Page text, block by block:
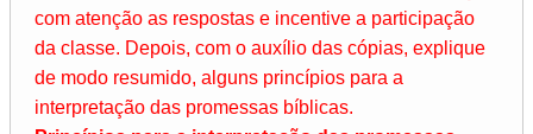
com atenção as respostas e incentive a participação
da classe. Depois, com o auxílio das cópias, explique
de modo resumido, alguns princípios para a
interpretação das promessas bíblicas.